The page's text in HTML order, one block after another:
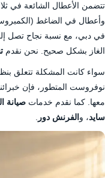
تتضمن الأعطال الشائعة في
في دبي، مع نسبة نجاح تصل إلى 98% عند
الغاز بشكل صحيح. نحن نقدم
سواء كانت المشكلة تتعلق
نوفروست المتطور، فإن
معها. كما نقدم خدمات صيانة
سايد، و الفرنش دور .